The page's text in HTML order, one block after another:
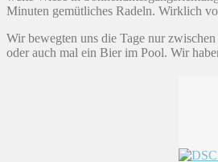
Minuten gemütliches Radeln. Wirklich
Wir bewegten uns die Tage nur
oder auch mal ein Bier im Pool. Wir